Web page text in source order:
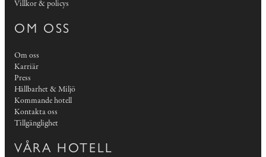
Villkor & policys
OM OSS
Om oss
Karriär
Press
Hållbarhet & Miljö
Kommande hotell
Kontakta oss
Tillgänglighet
VÅRA HOTELL